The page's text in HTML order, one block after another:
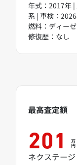
年式：2017年
系 | 車検：
燃料：ディー
修復歴：なし
最高査定額
201 万
円
ネクステージ